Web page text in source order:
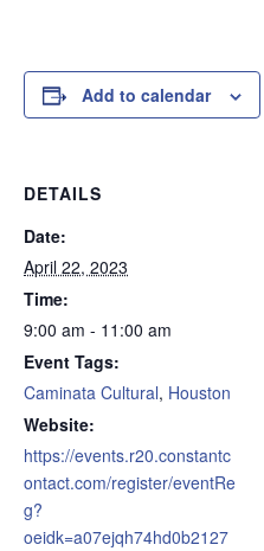
Add to calendar
DETAILS
Date:
April 22, 2023
Time:
9:00 am - 11:00 am
Event Tags:
Caminata Cultural, Houston
Website:
https://events.r20.constantc
ontact.com/register/eventRe
g?
oeidk=a07ejqh74hd0b2127